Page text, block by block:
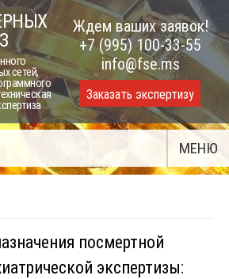
сетей,
Ждем ваших заявок!
+7 (995) 100-33-55
info@fse.ms
Заказать экспертизу
МЕНЮ
посмертной
экспертизы: